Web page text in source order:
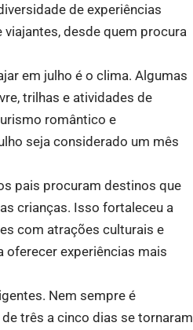
de experiências
desde quem procura
em julho é o clima. Algumas
trilhas e atividades de
romântico e
seja considerado um mês
pais procuram destinos que
crianças. Isso fortaleceu a
com atrações culturais e
oferecer experiências mais
Nem sempre é
três a cinco dias se tornaram